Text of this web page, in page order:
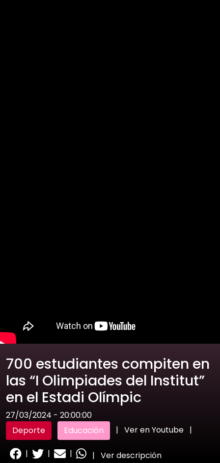
700 estudiantes compiten en
las “I Olimpiades del Institut”
en el Estadi Olímpic
27/03/2024 - 20:00:00
Deporte
Educación | Ver en Youtube |
| | | | Ver descripción